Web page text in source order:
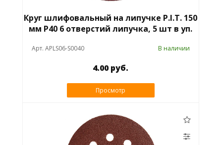
Круг шлифовальный на липучке P.I.T. 150
мм P40 6 отверстий липучка, 5 шт в уп.
Арт. APLS06-S0040 В наличии
4.00 руб.
Просмотр